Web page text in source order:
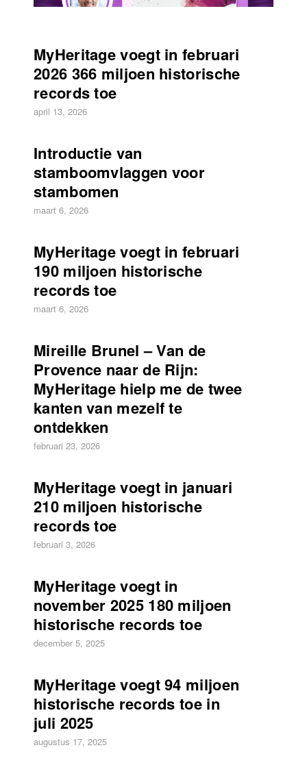
MyHeritage voegt in februari
2026 366 miljoen historische
records toe
april 13, 2026
Introductie van
stamboomvlaggen voor
stambomen
maart 6, 2026
MyHeritage voegt in februari
190 miljoen historische
records toe
maart 6, 2026
Mireille Brunel – Van de
Provence naar de Rijn:
MyHeritage hielp me de twee
kanten van mezelf te
ontdekken
februari 23, 2026
MyHeritage voegt in januari
210 miljoen historische
records toe
februari 3, 2026
MyHeritage voegt in
november 2025 180 miljoen
historische records toe
december 5, 2025
MyHeritage voegt 94 miljoen
historische records toe in
juli 2025
augustus 17, 2025